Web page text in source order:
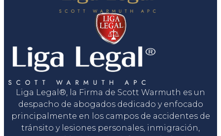
Liga Legal®, la Firma de Scott Warmuth es un
despacho de abogados dedicado y enfocado
principalmente en los campos de accidentes de
tránsito y lesiones personales, inmigración,